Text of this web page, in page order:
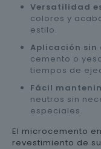
Versatilidad
colores y
estilo.
Aplicación sin
cemento o
tiempos de
Fácil
neutros sin
especiales.
El microcemento
revestimiento de